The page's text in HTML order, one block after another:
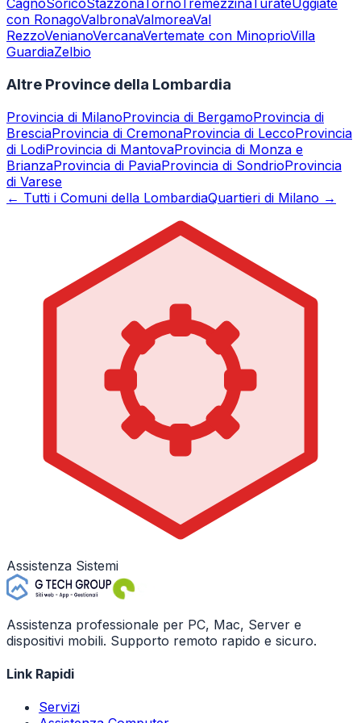
CagnoSoricoStazzonaTornoTremezzinaTurateUggiate
con RonagoValbronaValmoreaVal
RezzoVenianoVercanaVertemate con MinoprioVilla
GuardiaZelbio
Altre Province della Lombardia
Provincia di MilanoProvincia di BergamoProvincia di
BresciaProvincia di CremonaProvincia di LeccoProvincia
di LodiProvincia di MantovaProvincia di Monza e
BrianzaProvincia di PaviaProvincia di SondrioProvincia
di Varese
← Tutti i Comuni della LombardiaQuartieri di Milano →
Assistenza Sistemi
Assistenza professionale per PC, Mac, Server e
dispositivi mobili. Supporto remoto rapido e sicuro.
Link Rapidi
Servizi